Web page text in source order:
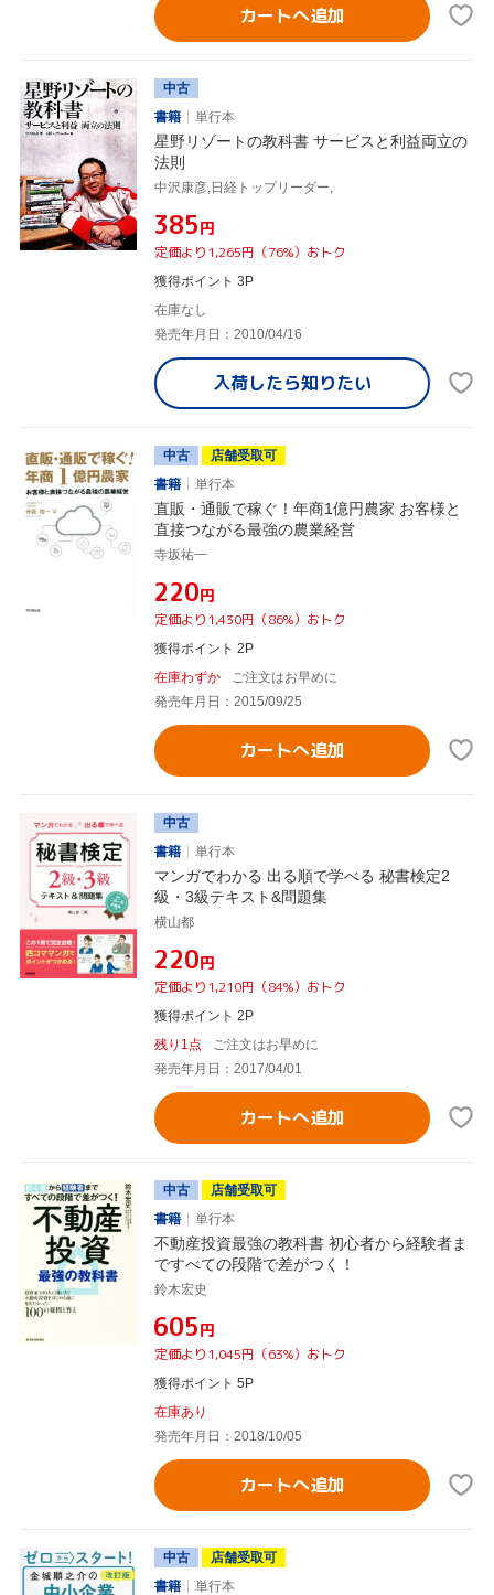
カートへ追加
中古
書籍
単行本
星野リゾートの教科書 サービスと利益両立の
法則
中沢康彦,日経トップリーダー,
¥385円
定価より1,265円（76%）おトク
獲得ポイント 3P
在庫なし
発売年月日：2010/04/16
入荷したら知りたい
中古
店舗受取可
書籍
単行本
直販・通販で稼ぐ！年商1億円農家 お客様と
直接つながる最強の農業経営
寺坂祐一
¥220円
定価より1,430円（86%）おトク
獲得ポイント 2P
在庫わずか
ご注文はお早めに
発売年月日：2015/09/25
カートへ追加
中古
書籍
単行本
マンガでわかる 出る順で学べる 秘書検定2
級・3級テキスト&問題集
横山都
¥220円
定価より1,210円（84%）おトク
獲得ポイント 2P
残り1点
ご注文はお早めに
発売年月日：2017/04/01
カートへ追加
中古
店舗受取可
書籍
単行本
不動産投資最強の教科書 初心者から経験者ま
ですべての段階で差がつく！
鈴木宏史
¥605円
定価より1,045円（63%）おトク
獲得ポイント 5P
在庫あり
発売年月日：2018/10/05
カートへ追加
中古
店舗受取可
書籍
単行本